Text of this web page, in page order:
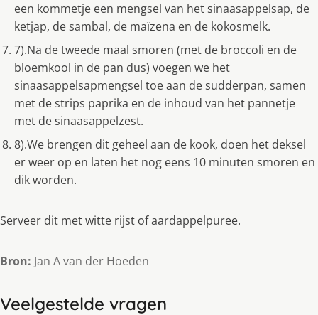
een kommetje een mengsel van het sinaasappelsap, de
ketjap, de sambal, de maïzena en de kokosmelk.
7).Na de tweede maal smoren (met de broccoli en de
bloemkool in de pan dus) voegen we het
sinaasappelsapmengsel toe aan de sudderpan, samen
met de strips paprika en de inhoud van het pannetje
met de sinaasappelzest.
8).We brengen dit geheel aan de kook, doen het deksel
er weer op en laten het nog eens 10 minuten smoren en
dik worden.
Serveer dit met witte rijst of aardappelpuree.
Bron: Jan A van der Hoeden
Veelgestelde vragen